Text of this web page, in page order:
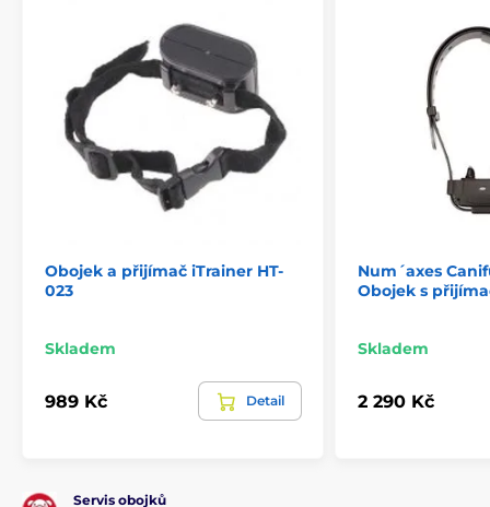
Obojek a přijímač iTrainer HT-
023
Skladem
989 Kč Detail
Num´axes
Obojek s
Skladem
2 290 Kč
Servis obojků